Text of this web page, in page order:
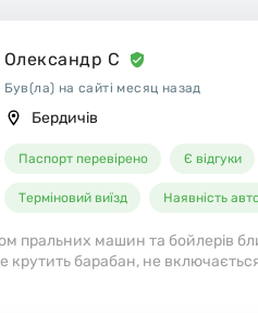
Олександр С
Був(ла) на сайті месяц назад
Бердичів
Паспорт перевірено Є відгуки
Терміновий виїзд Наявність
пральних машин та бойлерів
барабан, не
постачальниками